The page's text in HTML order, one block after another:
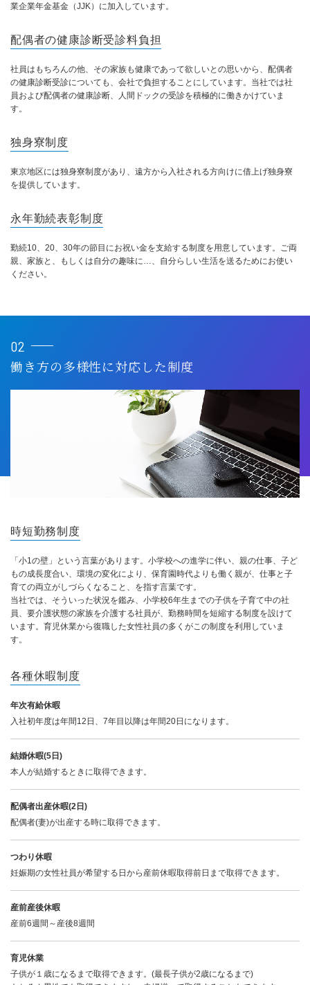
業企業年金基金（JJK）に加入しています。
配偶者の健康診断受診料負担
社員はもちろんの他、その家族も健康であって欲しいとの思いから、配偶者
の健康診断受診についても、会社で負担することにしています。当社では社
員および配偶者の健康診断、人間ドックの受診を積極的に働きかけていま
す。
独身寮制度
東京地区には独身寮制度があり、遠方から入社される方向けに借上げ独身寮
を提供しています。
永年勤続表彰制度
勤続10、20、30年の節目にお祝い金を支給する制度を用意しています。ご両
親、家族と、もしくは自分の趣味に…、自分らしい生活を送るためにお使い
ください。
02
働き方の多様性に対応した制度
時短勤務制度
「小1の壁」という言葉があります。小学校への進学に伴い、親の仕事、子ど
もの成長度合い、環境の変化により、保育園時代よりも働く親が、仕事と子
育ての両立がしづらくなること、を指す言葉です。
当社では、そういった状況を鑑み、小学校6年生までの子供を子育て中の社
員、要介護状態の家族を介護する社員が、勤務時間を短縮する制度を設けて
います。育児休業から復職した女性社員の多くがこの制度を利用していま
す。
各種休暇制度
年次有給休暇
入社初年度は年間12日、7年目以降は年間20日になります。
結婚休暇(5日)
本人が結婚するときに取得できます。
配偶者出産休暇(2日)
配偶者(妻)が出産する時に取得できます。
つわり休暇
妊娠期の女性社員が希望する日から産前休暇取得前日まで取得できます。
産前産後休暇
産前6週間～産後8週間
育児休業
子供が１歳になるまで取得できます。(最長子供が2歳になるまで)